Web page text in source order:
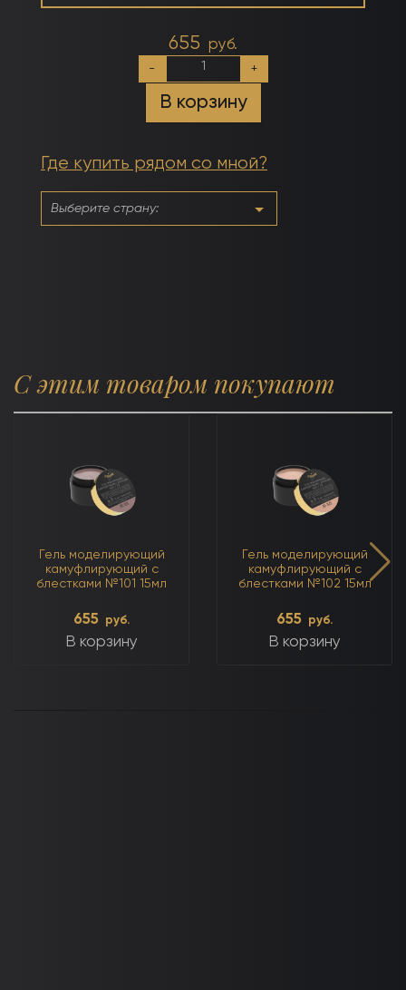
655 руб.
Количество
моделирующий
камуфлирующий
№106
- +
В корзину
Где купить рядом со мной?
С этим товаром покупают
Гель моделирующий
камуфлирующий с
блестками №101 15мл
655 руб.
В корзину
Гель моделирующий
камуфлирующий с
блестками №102 15мл
655 руб.
В корзину